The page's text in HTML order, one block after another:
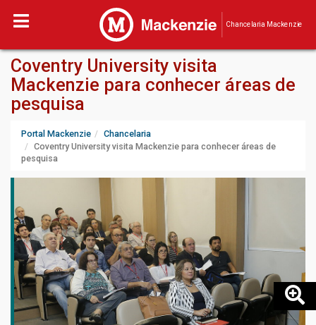
Chancelaria Mackenzie
Coventry University visita
Mackenzie para conhecer áreas de
pesquisa
Portal Mackenzie
Chancelaria
Coventry University visita Mackenzie para conhecer áreas de
pesquisa